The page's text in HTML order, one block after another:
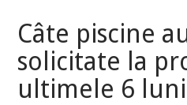
Câte piscine
solicitate la
ultimele 6